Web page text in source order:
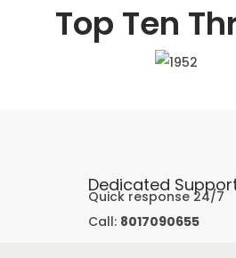
Add to WishlistTop Ten
Dedicated
Quick response 24/7
Call: 8017090655